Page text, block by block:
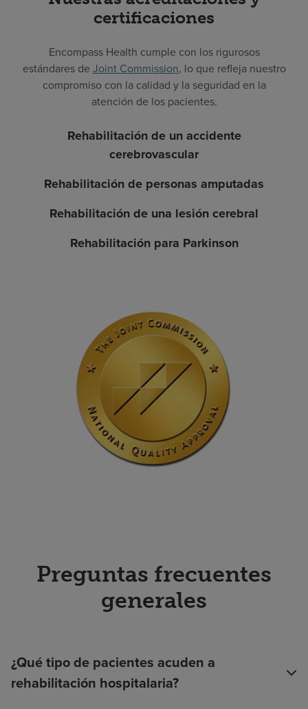
certificaciones
Encompass Health cumple con los rigurosos
estándares de Joint Commission, lo que refleja nuestro
compromiso con la calidad y la seguridad en la
atención de los pacientes.
Rehabilitación de un accidente
cerebrovascular
Rehabilitación de personas amputadas
Rehabilitación de una lesión cerebral
Rehabilitación para Parkinson
Preguntas frecuentes
generales
¿Qué tipo de pacientes acuden a
rehabilitación hospitalaria?